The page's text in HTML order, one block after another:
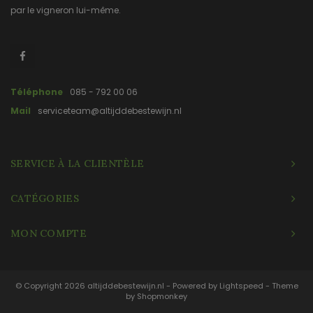
par le vigneron lui-même.
Téléphone
085 - 792 00 06
Mail
serviceteam@altijddebestewijn.nl
SERVICE À LA CLIENTÈLE
CATÉGORIES
MON COMPTE
© Copyright 2026 altijddebestewijn.nl - Powered by Lightspeed - Theme
by Shopmonkey